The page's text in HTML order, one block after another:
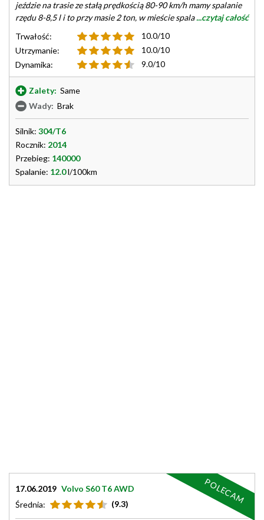
jeździe na trasie ze stałą prędkością 80-90 km/h mamy spalanie
rzędu 8-8,5 l i to przy masie 2 ton, w mieście spala...czytaj całość
Trwałość:
10.0/10
Utrzymanie:
10.0/10
Dynamika:
9.0/10
Zalety: Same
Wady: Brak
Silnik: 304/T6
Rocznik: 2014
Przebieg: 140000
Spalanie: 12.0l/100km
17.06.2019 Volvo S60 T6 AWD
Średnia:
(9.3) POLECAM